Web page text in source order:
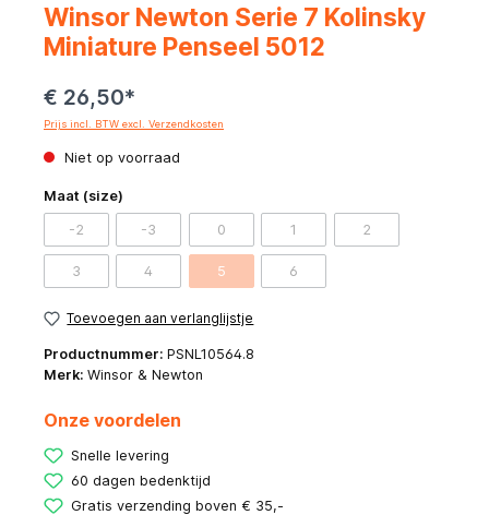
Winsor Newton Serie 7 Kolinsky
Miniature Penseel 5012
€ 26,50*
Prijs incl. BTW excl. Verzendkosten
Niet op voorraad
Maat (size)
-2 -3 0 1 2
3 4 5 6
Toevoegen aan verlanglijstje
Productnummer: PSNL10564.8
Merk: Winsor & Newton
Onze voordelen
Snelle levering
60 dagen bedenktijd
Gratis verzending boven € 35,-